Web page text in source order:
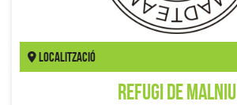
Localització
Refugi de Malniu